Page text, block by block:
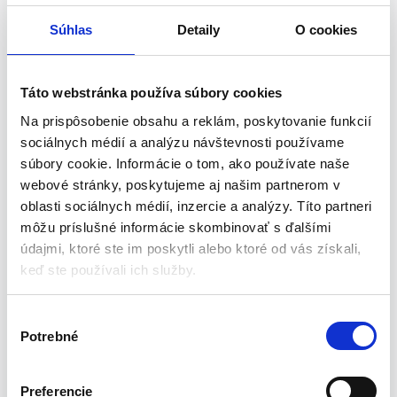
Súhlas Detaily O cookies
Táto webstránka používa súbory cookies
Na prispôsobenie obsahu a reklám, poskytovanie funkcií
sociálnych médií a analýzu návštevnosti používame
súbory cookie. Informácie o tom, ako používate naše
webové stránky, poskytujeme aj našim partnerom v
oblasti sociálnych médií, inzercie a analýzy. Títo partneri
môžu príslušné informácie skombinovať s ďalšími
údajmi, ktoré ste im poskytli alebo ktoré od vás získali,
keď ste používali ich služby.
Potrebné
Preferencie
jemne zdvíha vši, hnidy a vajíčka. Po odsatí sú všetky vši a
ich zvyšky odoslané do záchytného filtra. Tento filter sa
sa dá ľahko vybrať.
Z hygienických dôvodov sa odporúča filter správne
zlikvidovať. Hrebeň na vši pracuje s elektrickou energiou,
stačí ho zapojiť do elektrickej zásuvky.
Zariadenie funguje najlepšie na suché vlasy, ak ste sa
osprchovali, pred použitím tohto produktu si vlasy najskôr
osušte.
Technické špecifikácie:
Vyrobené z vysoko kvalitných materiálov
Opakovane použiteľné